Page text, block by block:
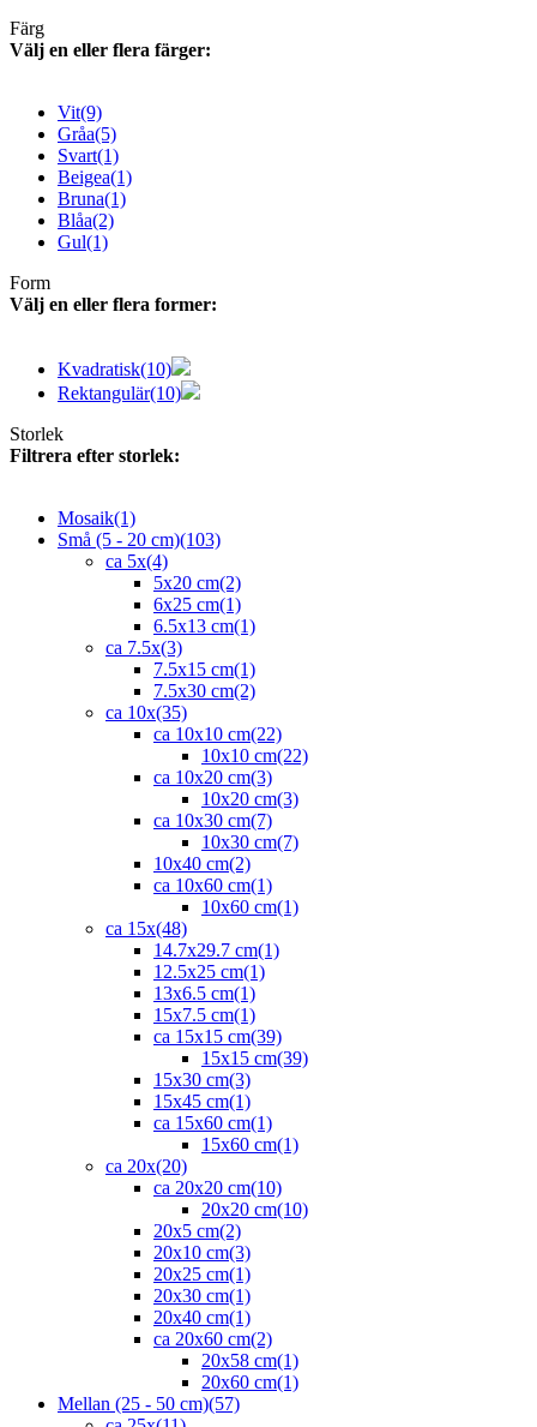
Färg
Välj en eller flera färger:
Vit(9)
Gråa(5)
Svart(1)
Beigea(1)
Bruna(1)
Blåa(2)
Gul(1)
Form
Välj en eller flera former:
Kvadratisk(10)
Rektangulär(10)
Storlek
Filtrera efter storlek:
Mosaik(1)
Små (5 - 20 cm)(103)
ca 5x(4)
5x20 cm(2)
6x25 cm(1)
6.5x13 cm(1)
ca 7.5x(3)
7.5x15 cm(1)
7.5x30 cm(2)
ca 10x(35)
ca 10x10 cm(22)
10x10 cm(22)
ca 10x20 cm(3)
10x20 cm(3)
ca 10x30 cm(7)
10x30 cm(7)
10x40 cm(2)
ca 10x60 cm(1)
10x60 cm(1)
ca 15x(48)
14.7x29.7 cm(1)
12.5x25 cm(1)
13x6.5 cm(1)
15x7.5 cm(1)
ca 15x15 cm(39)
15x15 cm(39)
15x30 cm(3)
15x45 cm(1)
ca 15x60 cm(1)
15x60 cm(1)
ca 20x(20)
ca 20x20 cm(10)
20x20 cm(10)
20x5 cm(2)
20x10 cm(3)
20x25 cm(1)
20x30 cm(1)
20x40 cm(1)
ca 20x60 cm(2)
20x58 cm(1)
20x60 cm(1)
Mellan (25 - 50 cm)(57)